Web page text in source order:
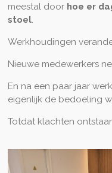
meestal door hoe er
stoel.
Werkhoudingen
Nieuwe medewerkers
En na een paar jaar
eigenlijk de bedoeling
Totdat klachten